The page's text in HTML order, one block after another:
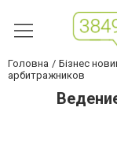
Головна Бізнес
арбитражников